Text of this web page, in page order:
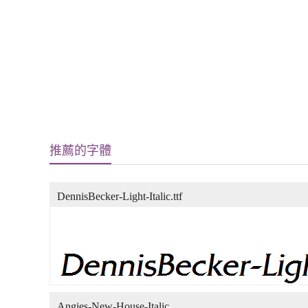
推薦的字體
DennisBecker-Light-Italic.ttf